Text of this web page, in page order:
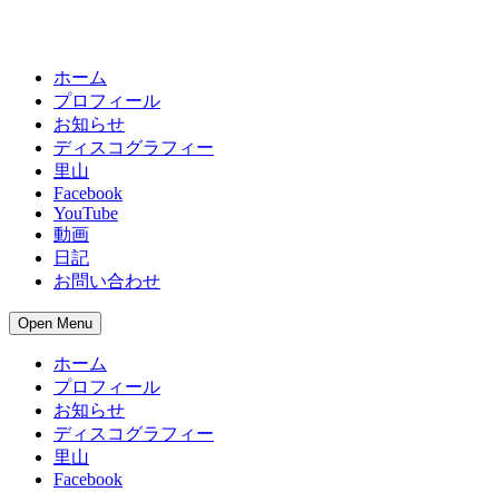
ホーム
プロフィール
お知らせ
ディスコグラフィー
里山
Facebook
YouTube
動画
日記
お問い合わせ
Open Menu
ホーム
プロフィール
お知らせ
ディスコグラフィー
里山
Facebook